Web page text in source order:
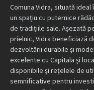
Comuna Vidra, situată
un spațiu cu puternice
de tradițiile sale. Așezată
prielnic, Vidra beneficiază
dezvoltării durabile și
excelente cu Capitala și
disponibile și rețelele de
semnificative pentru